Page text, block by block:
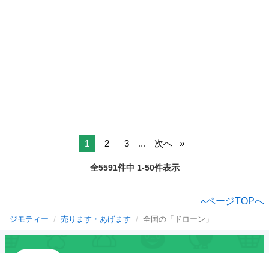
1 2 3 ... 次へ
全5591件中 1-50件表示
ページTOPへ
ジモティー 売ります・あげます 全国の「ドローン」